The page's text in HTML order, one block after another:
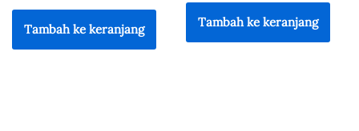
Tambah ke keranjang Tambah ke keranjang